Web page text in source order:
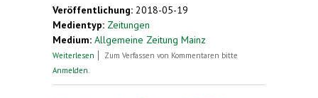
Veröffentlichung: 2018-05-19
Medientyp: Zeitungen
Medium: Allgemeine Zeitung Mainz
Weiterlesen über Sprache ohne Land
Zum Verfassen von Kommentaren bitte
Anmelden